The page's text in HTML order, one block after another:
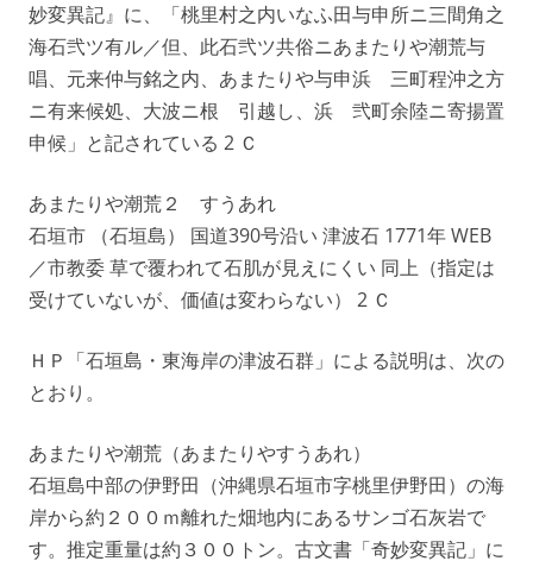
妙変異記』に、「桃里村之内いなふ田与申所ニ三間角之
海石弐ツ有ル／但、此石弐ツ共俗ニあまたりや潮荒与
唱、元来仲与銘之内、あまたりや与申浜ゟ三町程沖之方
ニ有来候処、大波ニ根ゟ引越し、浜ゟ弐町余陸ニ寄揚置
申候」と記されている 2 Ｃ
あまたりや潮荒２ すうあれ
石垣市 （石垣島） 国道390号沿い 津波石 1771年 WEB
／市教委 草で覆われて石肌が見えにくい 同上（指定は
受けていないが、価値は変わらない） 2 Ｃ
ＨＰ「石垣島・東海岸の津波石群」による説明は、次の
とおり。
あまたりや潮荒（あまたりやすうあれ）
石垣島中部の伊野田（沖縄県石垣市字桃里伊野田）の海
岸から約２００ｍ離れた畑地内にあるサンゴ石灰岩で
す。推定重量は約３００トン。古文書「奇妙変異記」に